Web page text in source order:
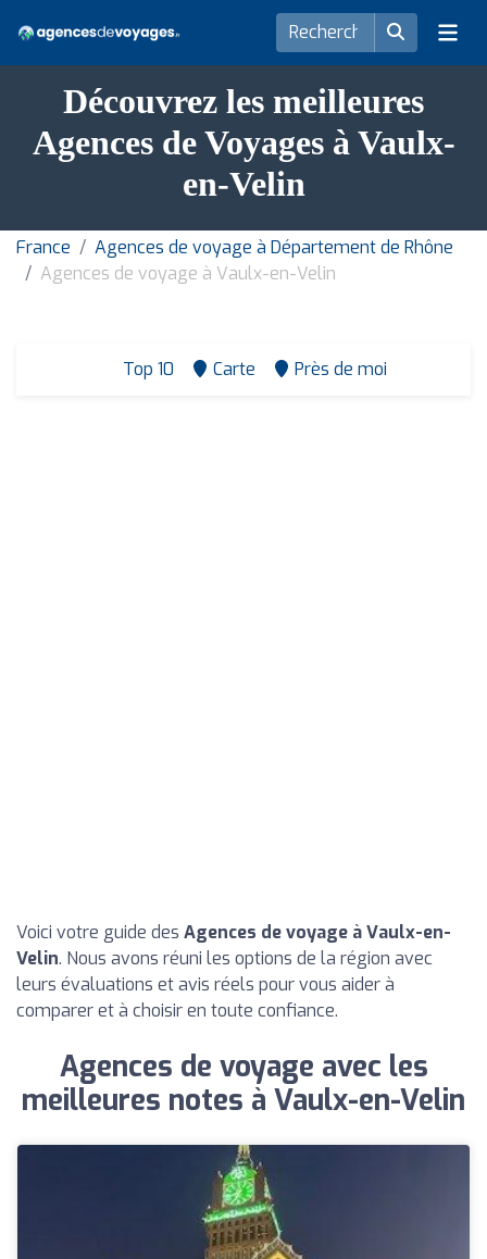
Découvrez les meilleures
Agences de Voyages à Vaulx-
en-Velin
France
Agences de voyage à Département de Rhône
Agences de voyage à Vaulx-en-Velin
Top 10 Carte Près de moi
Voici votre guide des Agences de voyage à Vaulx-en-
Velin. Nous avons réuni les options de la région avec
leurs évaluations et avis réels pour vous aider à
comparer et à choisir en toute confiance.
Agences de voyage avec les
meilleures notes à Vaulx-en-Velin